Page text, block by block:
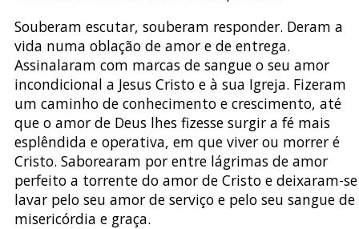
Souberam escutar, souberam responder. Deram a
vida numa oblação de amor e de entrega.
Assinalaram com marcas de sangue o seu amor
incondicional a Jesus Cristo e à sua Igreja. Fizeram
um caminho de conhecimento e crescimento, até
que o amor de Deus lhes fizesse surgir a fé mais
esplêndida e operativa, em que viver ou morrer é
Cristo. Saborearam por entre lágrimas de amor
perfeito a torrente do amor de Cristo e deixaram-se
lavar pelo seu amor de serviço e pelo seu sangue de
misericórdia e graça.